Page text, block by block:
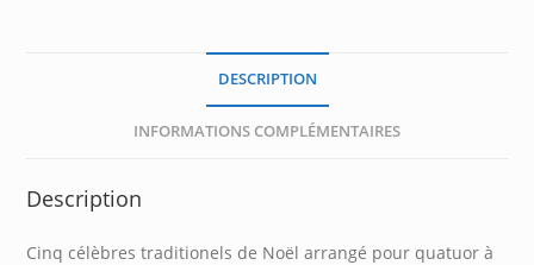
DESCRIPTION
INFORMATIONS COMPLÉMENTAIRES
Description
Cinq célèbres traditionels de Noël arrangé pour quatuor à